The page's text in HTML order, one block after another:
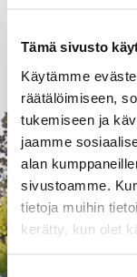
Tämä sivusto
Käytämme
räätälöimiseen,
tukemiseen ja
jaamme
alan
sivustoamme.
tietoja muihin
kerätty, kun olet
12 * 9R
Pelaa Rinkussa